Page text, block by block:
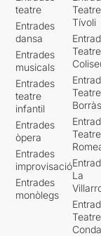
teatre
Entrades
dansa
Entrades
musicals
Entrades
teatre
infantil
Entrades
òpera
Entrades
improvisació
Entrades
monòlegs
Teatre
Tívoli
Teatre
Teatre
Borràs
Teatre
La
Teatre